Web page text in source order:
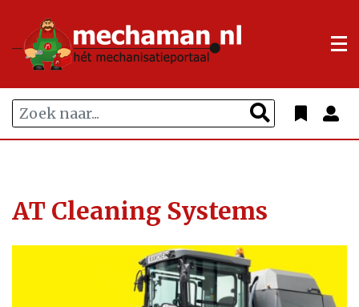
AT Cleaning Systems